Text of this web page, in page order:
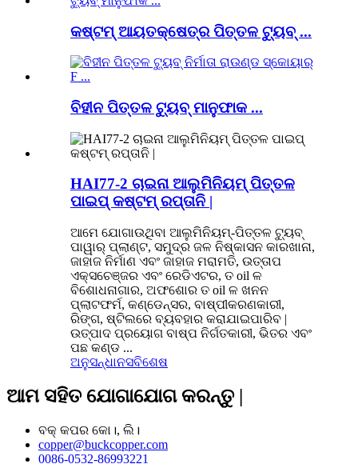
କଷ୍ଟମ୍ ଆୟତକ୍ଷେତ୍ର ପିତ୍ତଳ ଟ୍ୟୁବ୍ ...
ବିହୀନ ପିତ୍ତଳ ଟ୍ୟୁବ୍ ମାନୁଫାକ ...
HAI77-2 ଚାଇନା ଆଲୁମିନିୟମ୍ ପିତ୍ତଳ
ପାଇପ୍ କଷ୍ଟମ୍ ରପ୍ତାନି |
ଆମେ ଯୋଗାଉଥିବା ଆଲୁମିନିୟମ୍-ପିତ୍ତଳ ଟ୍ୟୁବ୍
ପାୱାର୍ ପ୍ଲାଣ୍ଟ, ସମୁଦ୍ର ଜଳ ନିଷ୍କାସନ କାରଖାନା,
ଜାହାଜ ନିର୍ମାଣ ଏବଂ ଜାହାଜ ମରାମତି, ଉତ୍ତାପ
ଏକ୍ସଚେଞ୍ଜର ଏବଂ ରେଡିଏଟର, ତ oil ଳ
ବିଶୋଧନାଗାର, ଅଫଶୋର ତ oil ଳ ଖନନ
ପ୍ଲାଟଫର୍ମ, କଣ୍ଡେନ୍ସର, ବାଷ୍ପୀକରଣକାରୀ,
ରିଙ୍ଗ, ଷ୍ଟିଲରେ ବ୍ୟବହାର କରାଯାଇପାରିବ |
ଉତ୍ପାଦ ପ୍ରୟୋଗ ବାଷ୍ପ ନିର୍ଗତକାରୀ, ଭିତର ଏବଂ
ପଛ କଣ୍ଡ ...
ଅନୁସନ୍ଧାନସବିଶେଷ
ଆମ ସହିତ ଯୋଗାଯୋଗ କରନ୍ତୁ |
ବକ୍ କପର କୋ।, ଲି।
copper@buckcopper.com
0086-0532-86993221